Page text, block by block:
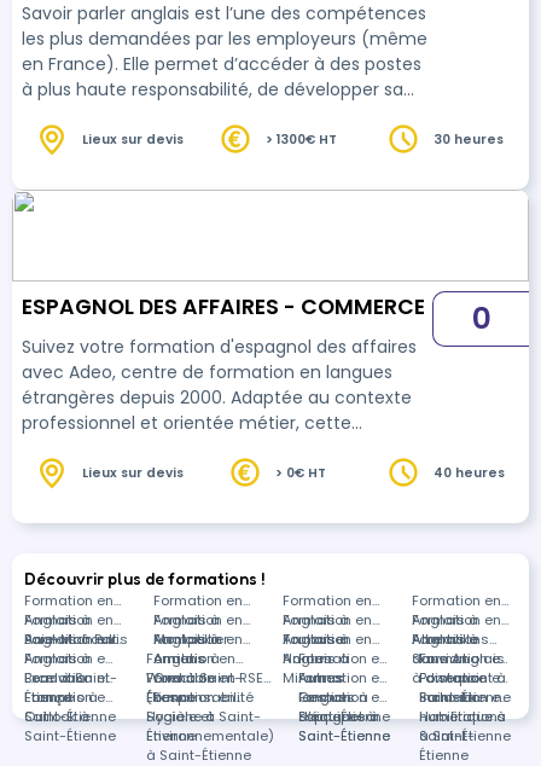
Savoir parler anglais est l’une des compétences
les plus demandées par les employeurs (même
en France). Elle permet d’accéder à des postes
à plus haute responsabilité, de développer sa
la plus utilisée sur Internet, ce qui représente
aujourd’hui le moyen de communication le plus
utilisé dans le monde du travail. En comprenant
Lieux sur devis > 1300€ HT 30 heures
ESPAGNOL DES AFFAIRES - COMMERCE
Suivez votre formation d'espagnol des affaires
avec Adeo, centre de formation en langues
étrangères depuis 2000. Adaptée au contexte
professionnel et orientée métier, cette
parfaite adéquation avec vos besoins
0
Lieux sur devis > 0€ HT 40 heures
Découvrir plus de formations !
Formation en
Anglais à
Baie-Mahault
Formation en
Anglais à
Montpellier
Formation en
Anglais à
Toulouse
Formation en
Anglais à
Albertville
Formation en
Anglais à Paris
Formation en
Anglais à
Amiens
Formation en
Anglais à
Nantes
Formation en
Anglais à
Sauvian
Formation en
Anglais à
Beauvais
Formation en
Anglais à
Grenoble
Formation en
Anglais à
Miramas
Formations
dans Anglais
à distance
Formation en
Excel à Saint-
Étienne
Formation en
Word à Saint-
Étienne
Formation en
Autres
langues à
Saint-Étienne
Formation en
Powerpoint à
Saint-Étienne
Formation en
Français à
Saint-Étienne
Formation en RSE
(Responsabilité
Sociale et
Environnementale)
à Saint-Étienne
Formation en
Gestion
d'équipes à
Saint-Étienne
Formation en
Inclusion
numérique à
Saint-Étienne
Formation en
Outlook à
Saint-Étienne
Formation en
Hygiène à Saint-
Étienne
Formation en
Espagnol à
Saint-Étienne
Formation en
Habilitations
à Saint-
Étienne